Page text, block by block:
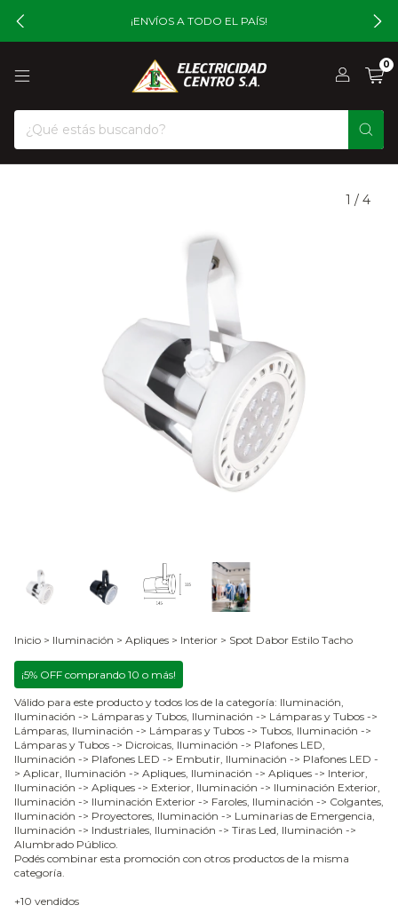
¡ENVÍOS A TODO EL PAÍS!
0
1 / 4
Inicio > Iluminación > Apliques > Interior > Spot Dabor Estilo Tacho
¡5% OFF comprando 10 o más!
Válido para este producto y todos los de la categoría: Iluminación,
Iluminación -> Lámparas y Tubos, Iluminación -> Lámparas y Tubos ->
Lámparas, Iluminación -> Lámparas y Tubos -> Tubos, Iluminación ->
Lámparas y Tubos -> Dicroicas, Iluminación -> Plafones LED,
Iluminación -> Plafones LED -> Embutir, Iluminación -> Plafones LED -
> Aplicar, Iluminación -> Apliques, Iluminación -> Apliques -> Interior,
Iluminación -> Apliques -> Exterior, Iluminación -> Iluminación Exterior,
Iluminación -> Iluminación Exterior -> Faroles, Iluminación -> Colgantes,
Iluminación -> Proyectores, Iluminación -> Luminarias de Emergencia,
Iluminación -> Industriales, Iluminación -> Tiras Led, Iluminación ->
Alumbrado Público.
Podés combinar esta promoción con otros productos de la misma
categoría.
+10 vendidos